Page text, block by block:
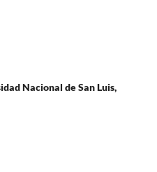
Nacional de San Luis,